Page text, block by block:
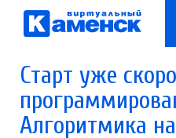
Старт уже
Алгоритмика